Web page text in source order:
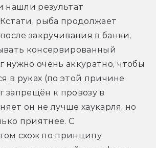
нашли результат
рыба продолжает
закручивания в банки,
консервированный
очень аккуратно, чтобы
в руках (по этой причине
к провозу в
он не лучше хаукарля, но
приятнее. С
схож по принципу